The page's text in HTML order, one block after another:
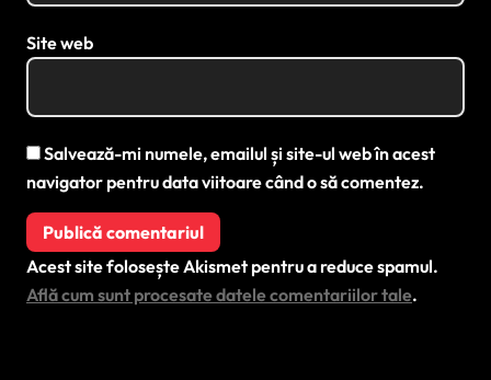
Site web
Salvează-mi numele, emailul și site-ul web în acest
navigator pentru data viitoare când o să comentez.
Acest site folosește Akismet pentru a reduce spamul.
Află cum sunt procesate datele comentariilor tale.